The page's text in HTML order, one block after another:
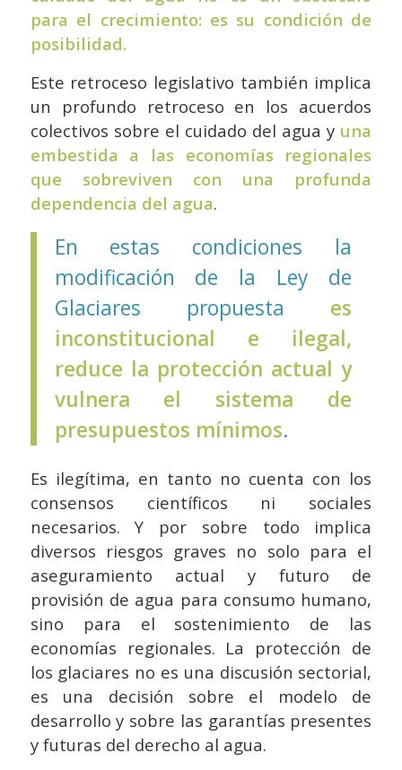
para el crecimiento: es su condición de
posibilidad.
Este retroceso legislativo también implica
un profundo retroceso en los acuerdos
colectivos sobre el cuidado del agua y una
embestida a las economías regionales
que sobreviven con una profunda
dependencia del agua.
En estas condiciones la
modificación de la Ley de
Glaciares propuesta es
inconstitucional e ilegal,
reduce la protección actual y
vulnera el sistema de
presupuestos mínimos.
Es ilegítima, en tanto no cuenta con los
consensos científicos ni sociales
necesarios. Y por sobre todo implica
diversos riesgos graves no solo para el
aseguramiento actual y futuro de
provisión de agua para consumo humano,
sino para el sostenimiento de las
economías regionales. La protección de
los glaciares no es una discusión sectorial,
es una decisión sobre el modelo de
desarrollo y sobre las garantías presentes
y futuras del derecho al agua.